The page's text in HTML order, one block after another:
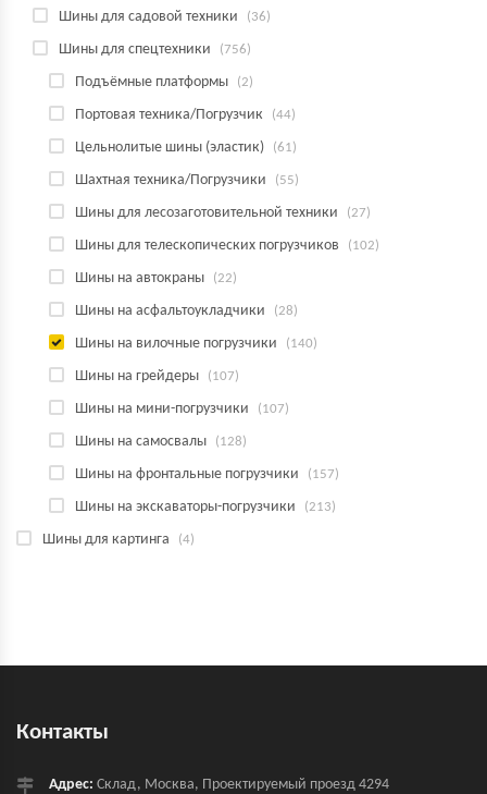
Шины для садовой техники (36)
Шины для спецтехники (756)
Подъёмные платформы (2)
Портовая техника/Погрузчик (44)
Цельнолитые шины (эластик) (61)
Шахтная техника/Погрузчики (55)
Шины для лесозаготовительной техники (27)
Шины для телескопических погрузчиков (102)
Шины на автокраны (22)
Шины на асфальтоукладчики (28)
Шины на вилочные погрузчики (140)
Шины на грейдеры (107)
Шины на мини-погрузчики (107)
Шины на самосвалы (128)
Шины на фронтальные погрузчики (157)
Шины на экскаваторы-погрузчики (213)
Шины для картинга (4)
Контакты
Адрес: Склад, Москва, Проектируемый проезд 4294